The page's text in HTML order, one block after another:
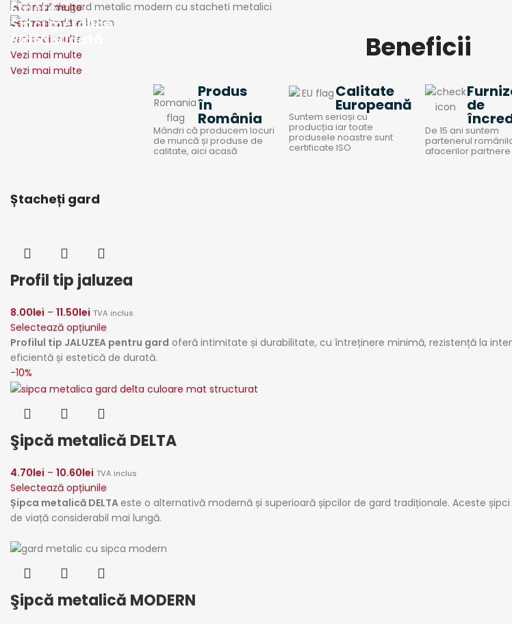
Vezi mai multe
Vezi mai multe
Etriere
Vezi mai multe
Șipci metalice
Vezi mai multe
Plasă sudată
Vezi mai multe
Beneficii
Produs
în
România
Mândri că producem locuri
de muncă și produse de
calitate, aici acasă
Calitate
Europeană
Suntem serioși cu
producția iar toate
produsele noastre sunt
certificate ISO
de
De 15 ani suntem
partenerul
afacerilor partnere
Ștacheți gard
Profil tip jaluzea
8.00lei – 11.50lei TVA inclus
Selectează opțiunile
Profilul tip JALUZEA pentru gard oferă intimitate și durabilitate, cu întreținere minimă, rezistență la
eficientă și estetică de durată.
-10%
Şipcă metalică DELTA
4.70lei – 10.60lei TVA inclus
Selectează opțiunile
Șipca metalică DELTAeste o alternativă modernă și superioară șipcilor de gard tradiționale. Aceste
de viață considerabil mai lungă.
Şipcă metalică MODERN